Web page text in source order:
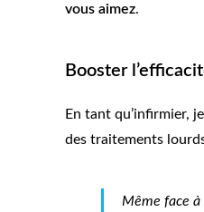
vous aimez.
Booster
En tant qu’infirmier,
des traitements
Même face à